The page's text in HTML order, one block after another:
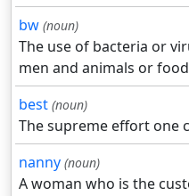
bw (noun)
The use of bacteria or
men and animals or
best (noun)
The supreme effort one
nanny (noun)
A woman who is the